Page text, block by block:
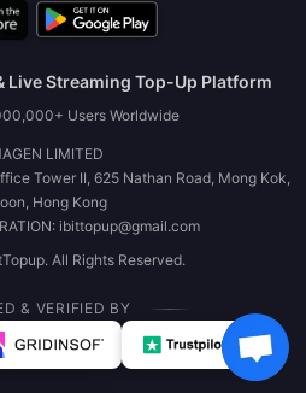
Live Streaming Top-Up Platform
Users Worldwide
LIMITED
Tower II, 625 Nathan Road, Mong Kok,
Hong Kong
ibittopup@gmail.com
All Rights Reserved.
& VERIFIED BY